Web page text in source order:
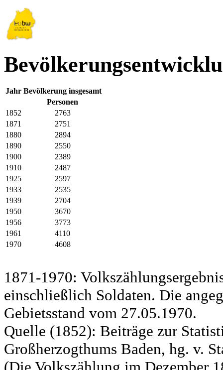
Jahr Bevölkerung insgesamt
Personen
1852
2763
1871
2751
1880
2894
1890
2550
1900
2389
1910
2487
1925
2597
1933
2535
1939
2704
1950
3670
1956
3773
1961
4110
1970
4608
1871-1970:
einschließlich Soldaten. Die
Gebietsstand vom 27.05.1970.
Quelle (1852): Beiträge zur
Großherzogthums Baden, hg. v.